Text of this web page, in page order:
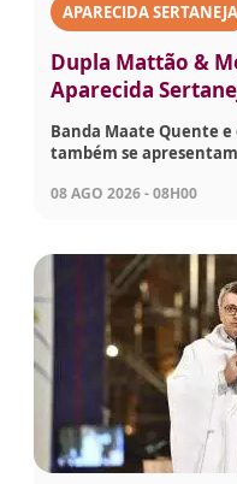
APARECIDA SERTANEJA
Dupla Mattão &
Aparecida
Banda Maate Quente
também se apresentam
08 AGO 2026 - 08H00